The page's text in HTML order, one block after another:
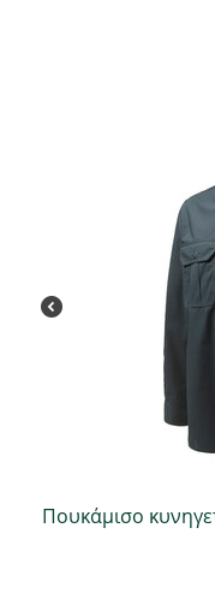
Πουκάμισο